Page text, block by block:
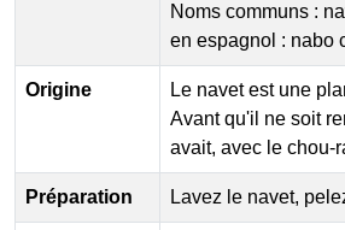
Noms communs :
en espagnol : nabo
Origine
Le navet est une
Avant qu'il ne soit
avait, avec le chou-
Préparation Lavez le navet,